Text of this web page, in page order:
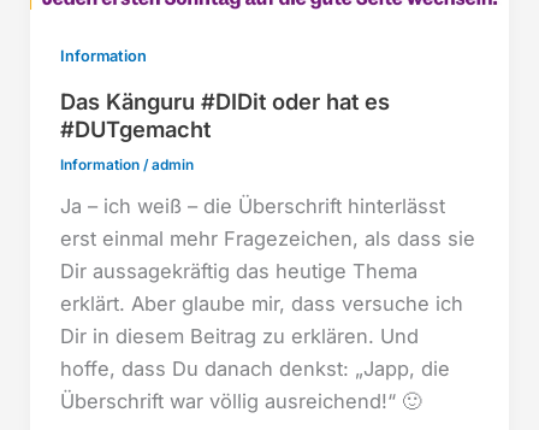
Information
Das Känguru #DIDit oder hat es
#DUTgemacht
Information/admin
Ja – ich weiß – die Überschrift hinterlässt
erst einmal mehr Fragezeichen, als dass sie
Dir aussagekräftig das heutige Thema
erklärt. Aber glaube mir, dass versuche ich
Dir in diesem Beitrag zu erklären. Und
hoffe, dass Du danach denkst: „Japp, die
Überschrift war völlig ausreichend!“ 🙂